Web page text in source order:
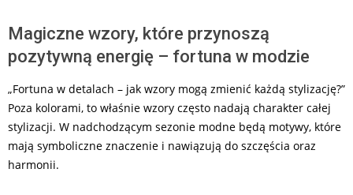
Magiczne wzory, które przynoszą
pozytywną energię – fortuna w modzie
„Fortuna w detalach – jak wzory mogą zmienić każdą stylizację?”
Poza kolorami, to właśnie wzory często nadają charakter całej
stylizacji. W nadchodzącym sezonie modne będą motywy, które
mają symboliczne znaczenie i nawiązują do szczęścia oraz
harmonii.